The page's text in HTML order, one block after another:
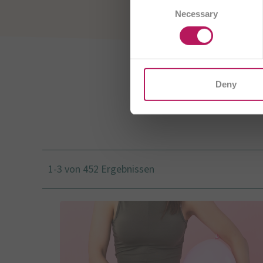
Necessary
Deny
1-3 von 452 Ergebnissen